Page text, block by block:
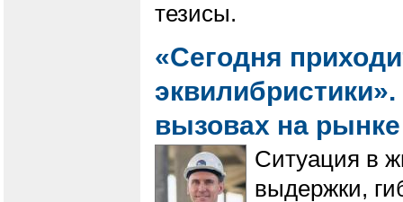
тезисы.
«Сегодня
вызовах на
Ситуация в
выдержки,